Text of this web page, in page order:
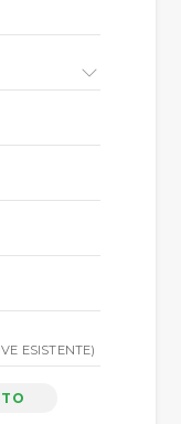
ESISTENTE)